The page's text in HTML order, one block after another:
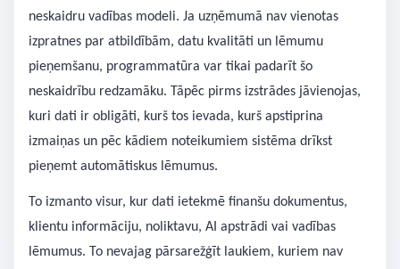
neskaidru vadības modeli. Ja uzņēmumā nav vienotas
izpratnes par atbildībām, datu kvalitāti un lēmumu
pieņemšanu, programmatūra var tikai padarīt šo
neskaidrību redzamāku. Tāpēc pirms izstrādes jāvienojas,
kuri dati ir obligāti, kurš tos ievada, kurš apstiprina
izmaiņas un pēc kādiem noteikumiem sistēma drīkst
pieņemt automātiskus lēmumus.
To izmanto visur, kur dati ietekmē finanšu dokumentus,
klientu informāciju, noliktavu, AI apstrādi vai vadības
lēmumus. To nevajag pārsarežģīt laukiem, kuriem nav